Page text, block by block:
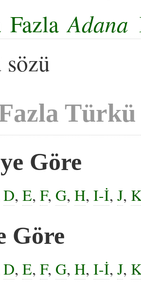
FazlaAdana
Türkü
Göre
D, E, F, G, H, I-İ, J,
Göre
D, E, F, G, H, I-İ, J,